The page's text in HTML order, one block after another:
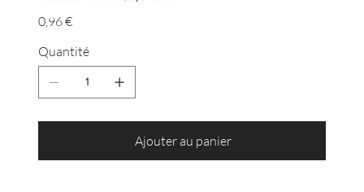
Prix
0,96 €
Quantité
Ajouter au panier